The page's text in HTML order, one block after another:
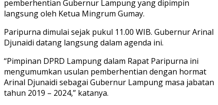
pemberhentian Gubernur Lampung yang dipimpin
langsung oleh Ketua Mingrum Gumay.
Paripurna dimulai sejak pukul 11.00 WIB. Gubernur Arinal
Djunaidi datang langsung dalam agenda ini.
“Pimpinan DPRD Lampung dalam Rapat Paripurna ini
mengumumkan usulan pemberhentian dengan hormat
Arinal Djunaidi sebagai Gubernur Lampung masa jabatan
tahun 2019 – 2024,” katanya.